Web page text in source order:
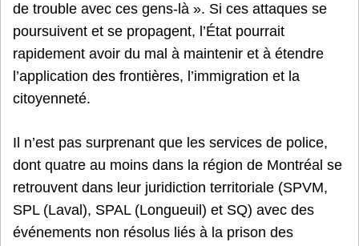
de trouble avec ces gens-là ». Si ces attaques se
poursuivent et se propagent, l’État pourrait
rapidement avoir du mal à maintenir et à étendre
l’application des frontières, l’immigration et la
citoyenneté.
Il n’est pas surprenant que les services de police,
dont quatre au moins dans la région de Montréal se
retrouvent dans leur juridiction territoriale (SPVM,
SPL (Laval), SPAL (Longueuil) et SQ) avec des
événements non résolus liés à la prison des